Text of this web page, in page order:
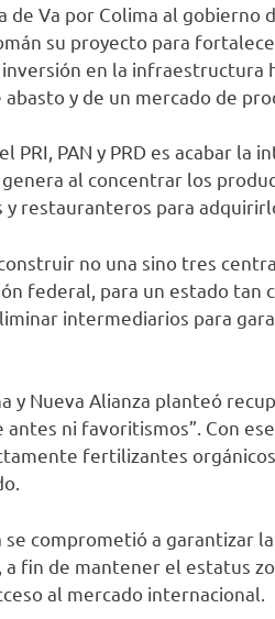
Va por Colima al gobierno
su proyecto para
en la infraestructura
y de un mercado de
PRI, PAN y PRD es acabar la
al concentrar los
restauranteros para
no una sino tres
federal, para un estado tan
intermediarios para
y Nueva Alianza planteó
antes ni favoritismos”. Con
fertilizantes
comprometió a garantizar
fin de mantener el estatus
al mercado internacional.